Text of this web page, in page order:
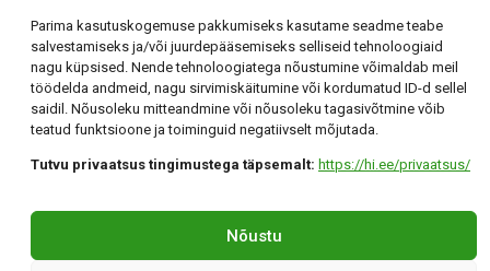
Parima kasutuskogemuse pakkumiseks kasutame seadme teabe
salvestamiseks ja/või juurdepääsemiseks selliseid tehnoloogiaid
nagu küpsised. Nende tehnoloogiatega nõustumine võimaldab meil
töödelda andmeid, nagu sirvimiskäitumine või kordumatud ID-d sellel
saidil. Nõusoleku mitteandmine või nõusoleku tagasivõtmine võib
teatud funktsioone ja toiminguid negatiivselt mõjutada.
Tutvu privaatsus tingimustega täpsemalt: https://hi.ee/privaatsus/
Nõustu
Prits Gloria 405 TKS 5
L
Holding Invest OÜ
Tartu, Klaasi 12 +372 56 294 071 hi@hi.ee
©Holding Invest 2026